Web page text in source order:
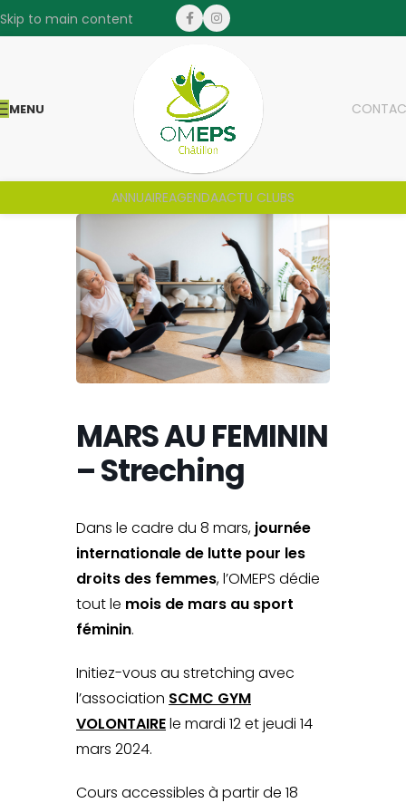
Skip to main content
MENU
ANNUAIREAGENDAACTU CLUBS
MARS AU FEMININ
– Streching
Dans le cadre du 8 mars, journée
internationale de lutte pour les
droits des femmes, l’OMEPS dédie
tout le mois de mars au sport
féminin.
Initiez-vous au stretching avec
l’association SCMC GYM
VOLONTAIREle mardi 12 et jeudi 14
mars 2024.
Cours accessibles à partir de 18